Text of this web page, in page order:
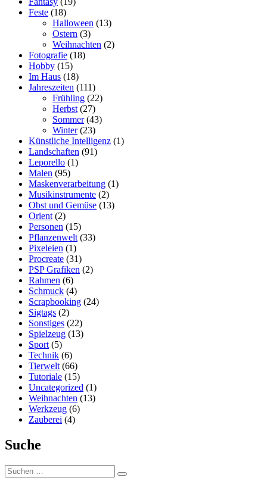
Feste (18)
Halloween (13)
Ostern (3)
Weihnachten (2)
Fotografie (18)
Hobby (15)
Im Haus (18)
Jahreszeiten (111)
Frühling (22)
Herbst(27)
Sommer(43)
Winter(23)
Künstliche Intelligenz (1)
Landschaften (91)
Leporello (1)
Malen (95)
Maskenverarbeitung (1)
Musikinstrumente (2)
Obst und Gemüse (13)
Orient(2)
Personen (15)
Pflanzenwelt(33)
Pixeleien (1)
Procreate (31)
PSP Grafiken (2)
Rahmen (6)
Schmuck (4)
Scrapbooking (24)
Sigtags (2)
Sonstiges (22)
Spielzeug (13)
Sport(5)
Technik (6)
Tierwelt(66)
Tutoriale (15)
Uncategorized (1)
Weihnachten (13)
Werkzeug (6)
Zauberei (4)
Suche
Suchen
nach:
Suchen